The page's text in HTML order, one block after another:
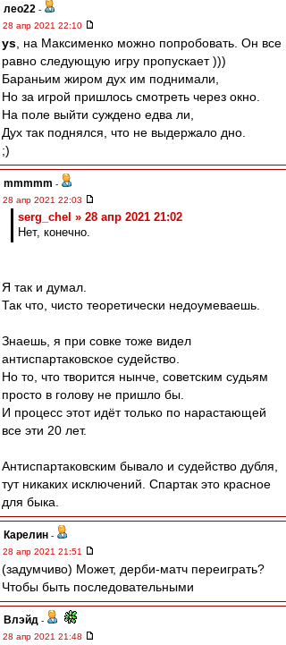
лео22 -
28 апр 2021 22:10
ys , на Максименко можно попробовать. Он все
равно следующую игру пропускает )))
Бараньим жиром дух им поднимали,
Но за игрой пришлось смотреть через окно.
На поле выйти суждено едва ли,
Дух так поднялся, что не выдержало дно.
;)
mmmmm -
28 апр 2021 22:03
serg_chel » 28 апр 2021 21:02
Нет, конечно.
Я так и думал.
Так что, чисто теоретически недоумеваешь.
Знаешь, я при совке тоже видел
антиспартаковское судейство.
Но то, что творится нынче, советским судьям
просто в голову не пришло бы.
И процесс этот идёт только по нарастающей
все эти 20 лет.
Антиспартаковским бывало и судейство дубля,
тут никаких исключений. Спартак это красное
для быка.
Карелин -
28 апр 2021 21:51
(задумчиво) Может, дерби-матч переиграть?
Чтобы быть последовательными
Влэйд -
28 апр 2021 21:48